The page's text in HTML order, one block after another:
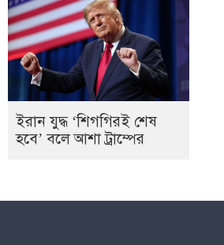
ইরান যুদ্ধ ‘শিগগিরই শেষ
হবে’ বলে আশা ট্রাম্পের